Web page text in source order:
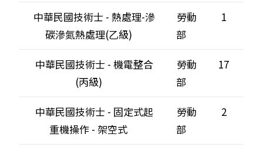
中華民國技術士 - 熱處理-滲
碳滲氮熱處理(乙級)
勞動
部
1
中華民國技術士 - 機電整合
(丙級)
勞動
部
17
中華民國技術士 - 固定式起
重機操作 - 架空式
勞動
部
2